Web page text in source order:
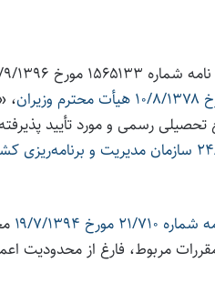
،
تحصیلی رسمی و مورد تأیید
۷۱۰ مورخ ۱۹/۷/۱۳۹۴
مربوط، فارغ از محدودیت